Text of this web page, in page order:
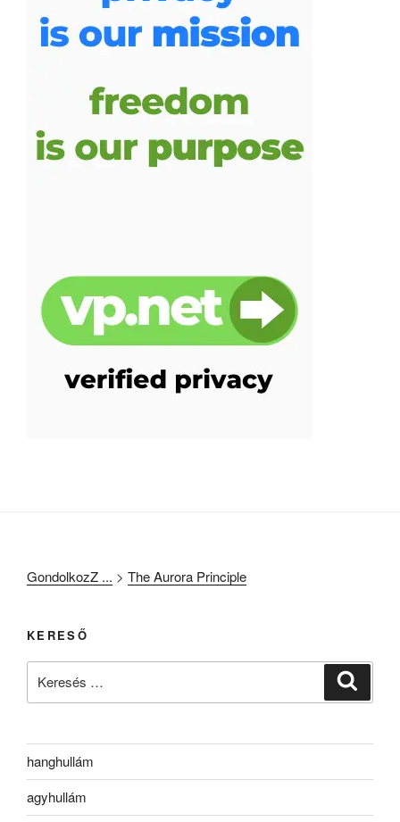
GondolkozZ ... > The Aurora Principle
KERESŐ
hanghullám
agyhullám